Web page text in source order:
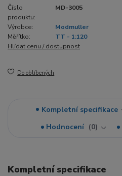
Číslo
produktu:
MD-3005
Výrobce:
Modmuller
Měřítko:
TT - 1:120
Hlídat cenu / dostupnost
Do oblíbených
Kompletní specifikace
Hodnocení
0
Kompletní specifikace